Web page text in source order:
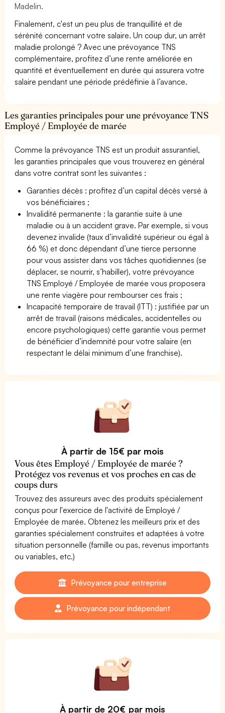
Madelin.
Finalement, c'est un peu plus de tranquillité et de
sérénité concernant votre salaire. Un coup dur, un arrêt
maladie prolongé ? Avec une prévoyance TNS
complémentaire, profitez d’une rente améliorée en
quantité et éventuellement en durée qui assurera votre
salaire pendant une période prédéfinie à l’avance.
Les garanties principales pour une prévoyance TNS
Employé / Employée de marée
Comme la prévoyance TNS est un produit assurantiel,
les garanties principales que vous trouverez en général
dans votre contrat sont les suivantes :
Garanties décès : profitez d’un capital décès versé à
vos bénéficiaires ;
Invalidité permanente : la garantie suite à une
maladie ou à un accident grave. Par exemple, si vous
devenez invalide (taux d’invalidité supérieur ou égal à
66 %) et donc dépendant d’une tierce personne
pour vous assister dans vos tâches quotidiennes (se
déplacer, se nourrir, s’habiller), votre prévoyance
TNS Employé / Employée de marée vous proposera
une rente viagère pour rembourser ces frais ;
Incapacité temporaire de travail (ITT) : justifiée par un
arrêt de travail (raisons médicales, accidentelles ou
encore psychologiques) cette garantie vous permet
de bénéficier d’indemnité pour votre salaire (en
respectant le délai minimum d’une franchise).
À partir de 15€ par mois
Vous êtes Employé / Employée de marée ?
Protégez vos revenus et vos proches en cas de
coups durs
Trouvez des assureurs avec des produits spécialement
conçus pour l'exercice de l'activité de Employé /
Employée de marée. Obtenez les meilleurs prix et des
garanties spécialement construites et adaptées à votre
situation personnelle (famille ou pas, revenus importants
ou variables, etc.)
Prévoyance pour entreprise
Prévoyance pour indépendant
À partir de 20€ par mois